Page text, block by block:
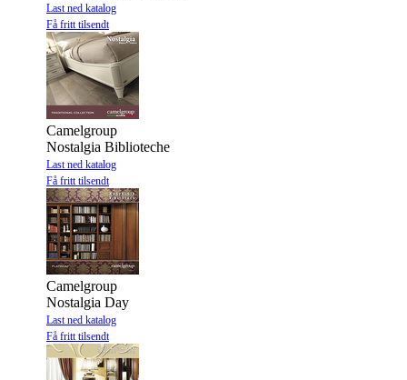
Last ned katalog
Få fritt tilsendt
Camelgroup
Nostalgia Biblioteche
Last ned katalog
Få fritt tilsendt
Camelgroup
Nostalgia Day
Last ned katalog
Få fritt tilsendt